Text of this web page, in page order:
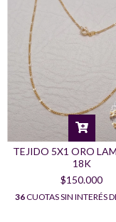
TEJIDO 5X1 ORO
18K
$150.000
36CUOTAS SIN INTERÉS